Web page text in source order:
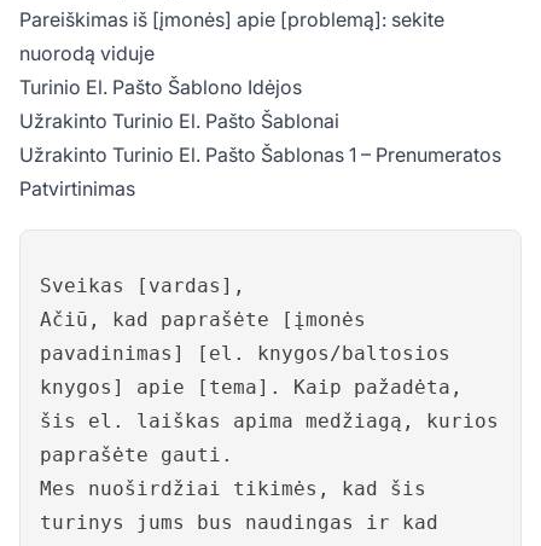
Pareiškimas iš [įmonės] apie [problemą]: sekite
nuorodą viduje
Turinio El. Pašto Šablono Idėjos
Užrakinto Turinio El. Pašto Šablonai
Užrakinto Turinio El. Pašto Šablonas 1 – Prenumeratos
Patvirtinimas
Sveikas [vardas],
Ačiū, kad paprašėte [įmonės
pavadinimas] [el. knygos/baltosios
knygos] apie [tema]. Kaip pažadėta,
šis el. laiškas apima medžiagą, kurios
paprašėte gauti.
Mes nuoširdžiai tikimės, kad šis
turinys jums bus naudingas ir kad